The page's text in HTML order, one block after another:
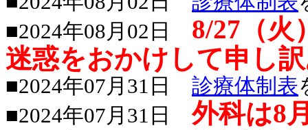
■2024年08月02日 8/27（火
迷惑をおかけして申し
■2024年07月31日 診療体制表
■2024年07月31日外科は8